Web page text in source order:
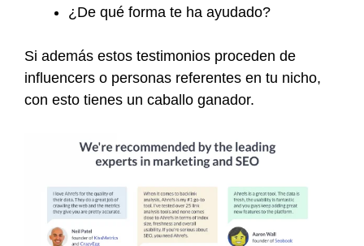
¿De qué forma te ha ayudado?
Si además estos testimonios proceden de
influencers o personas referentes en tu nicho,
con esto tienes un caballo ganador.